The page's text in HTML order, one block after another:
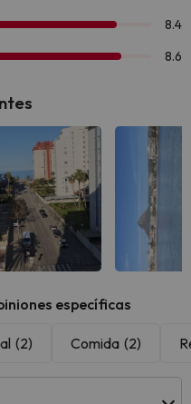
específicas
(2) Comida (2)